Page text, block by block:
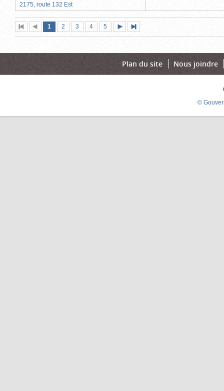
2175, route 132 Est
Première
page
Page
précédente
Page
1 (page
actuelle)
Page
2 Page
3 Page
4 Page
5
suivante
page
Plan du site Nous joindre
©